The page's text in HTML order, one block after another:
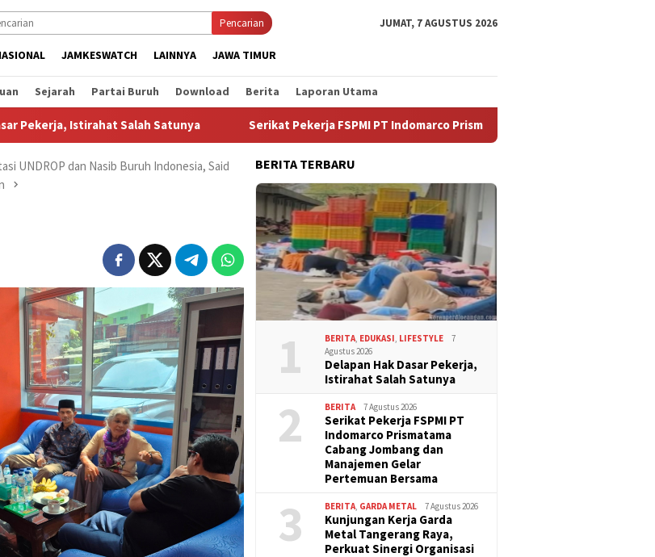
Pencarian JUMAT, 7 AGUSTUS 2026
JAMKESWATCH LAINNYA JAWA TIMUR
Sejarah Partai Buruh Download Berita Laporan Utama
Istirahat Salah Satunya Serikat Pekerja FSPMI PT Indomarco Prismatama Cabang Jombang dan
UNDROP dan Nasib Buruh Indonesia, Said
BERITA TERBARU
1 BERITA EDUKASI LIFESTYLE
7
Agustus 2026
Delapan Hak Dasar Pekerja,
Istirahat Salah Satunya
2 BERITA 7 Agustus 2026
Serikat Pekerja FSPMI PT
Indomarco Prismatama
Cabang Jombang dan
Manajemen Gelar
Pertemuan Bersama
3 BERITA GARDA METAL 7 Agustus 2026
Kunjungan Kerja Garda
Metal Tangerang Raya,
Perkuat Sinergi Organisasi